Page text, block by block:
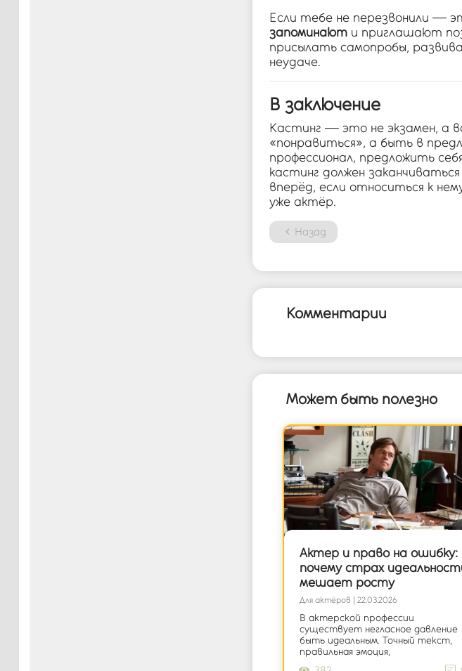
Если тебе не перезвонили —
запоминаюти приглашают
присылать самопробы,
неудаче.
В заключение
Кастинг — это не экзамен, а
«понравиться», а быть в
профессионал, предложить
кастинг должен
вперёд, если относиться к
уже актёр.
Назад
Комментарии
Может быть полезно
Актер и право на ошибку:
почему страх
мешает росту
Для актёров | 22.03.2026
В актерской профессии
существует негласное давление
быть идеальным. Точный текст,
правильная эмоция,